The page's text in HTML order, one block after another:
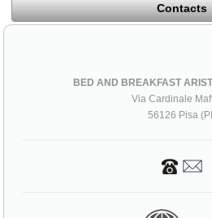
Contacts
BED AND BREAKFAST
Via Cardinale
56126 Pisa